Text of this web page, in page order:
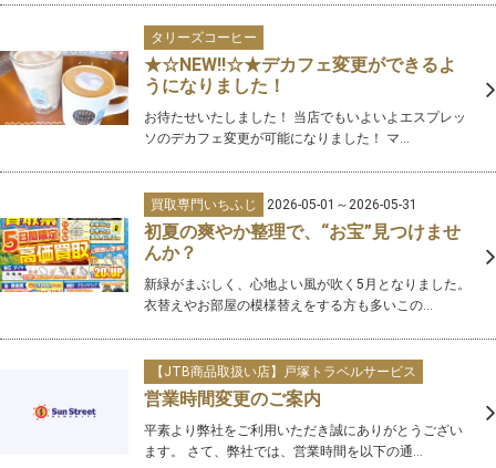
タリーズコーヒー
★☆NEW‼☆★デカフェ変更ができるよ
うになりました！
お待たせいたしました！ 当店でもいよいよエスプレッ
ソのデカフェ変更が可能になりました！ マ...
買取専門いちふじ 2026-05-01～2026-05-31
初夏の爽やか整理で、“お宝”見つけませ
んか？
新緑がまぶしく、心地よい風が吹く5月となりました。
衣替えやお部屋の模様替えをする方も多いこの...
【JTB商品取扱い店】戸塚トラベルサービス
営業時間変更のご案内
平素より弊社をご利用いただき誠にありがとうござい
ます。 さて、弊社では、営業時間を以下の通...